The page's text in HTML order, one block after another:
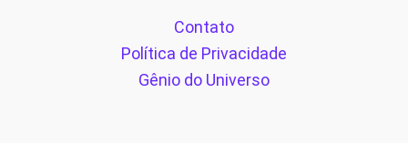
Contato
Política de Privacidade
Gênio do Universo